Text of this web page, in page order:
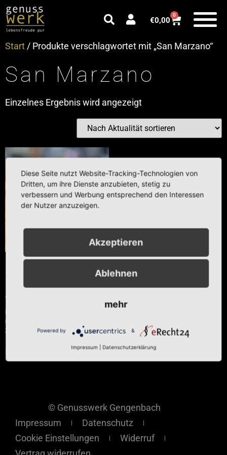
€0,00
0
Start / Produkte verschlagwortet mit „San Marzano“
San Marzano
Einzelnes Ergebnis wird angezeigt
Sugo Pomodoro
€
Enthält 7% reduzierte MwSt.
(
zzgl. Versand
In den Warenkorb
© Genusswerk Gengenbach
Impressum
Datenschutz
Cookie Einstellungen
Widerruf
Diese Seite nutzt Website-Tracking-Technologien von
Dritten, um ihre Dienste anzubieten, stetig zu
verbessern und Werbung entsprechend den Interessen
der Nutzer anzuzeigen.
Akzeptieren
Ablehnen
mehr
Powered by &
Impressum Datenschutzerklärung